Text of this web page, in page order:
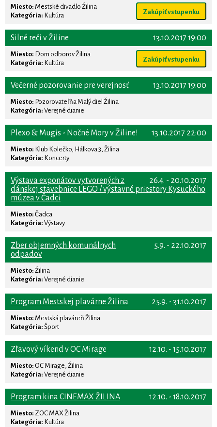
Zakúpiť vstupenku
Miesto: Mestské divadlo Žilina
Kategória: Kultúra
13.10.2017 19:00
Silné reči v Žiline
Zakúpiť vstupenku
Miesto: Dom odborov Žilina
Kategória: Kultúra
13.10.2017 19:00
Večerné pozorovanie pre verejnosť
Miesto: Pozorovateľňa Malý diel Žilina
Kategória: Verejné dianie
13.10.2017 22:00
Plexo & Mugis - Nočné Mory v Žiline!
Miesto: Klub Kolečko, Hálkova 3, Žilina
Kategória: Koncerty
26.4. - 20.10.2017
Výstava exponátov vytvorených z
dánskej stavebnice LEGO / výstavné priestory Kysuckého
múzea v Čadci
Miesto: Čadca
Kategória: Výstavy
5.9. - 22.10.2017
Zber objemných komunálnych
odpadov
Miesto: Žilina
Kategória: Verejné dianie
25.9. - 31.10.2017
Program Mestskej plavárne Žilina
Miesto: Mestská plaváreň Žilina
Kategória: Šport
12.10. - 15.10.2017
Zľavový víkend v OC Mirage
Miesto: OC Mirage, Žilina
Kategória: Verejné dianie
12.10. - 18.10.2017
Program kina CINEMAX ŽILINA
Miesto: ZOC MAX Žilina
Kategória: Kultúra